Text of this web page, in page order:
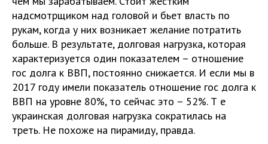
надсмотрщиком над головой и бьет власть по
рукам, когда у них возникает желание потратить
больше. В результате, долговая нагрузка, которая
характеризуется один показателем – отношение
гос долга к ВВП, постоянно снижается. И если мы в
2017 году имели показатель отношение гос долга к
ВВП на уровне 80%, то сейчас это – 52%. Т е
украинская долговая нагрузка сократилась на
треть. Не похоже на пирамиду, правда.